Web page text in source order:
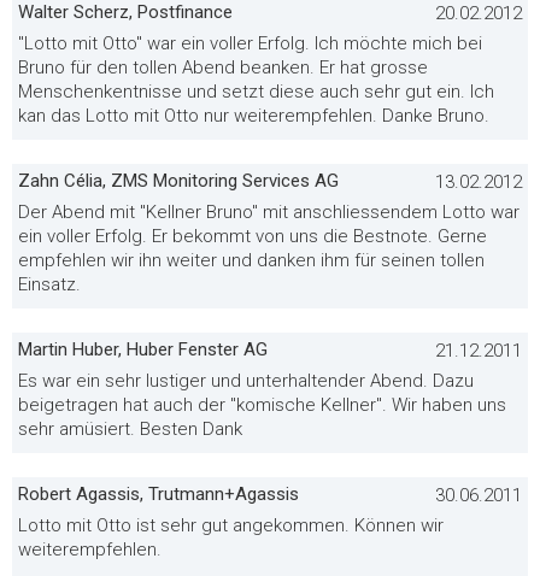
Walter Scherz, Postfinance
20.02.2012
"Lotto mit Otto" war ein voller Erfolg. Ich möchte mich bei
Bruno für den tollen Abend beanken. Er hat grosse
Menschenkentnisse und setzt diese auch sehr gut ein. Ich
kan das Lotto mit Otto nur weiterempfehlen. Danke Bruno.
Zahn Célia, ZMS Monitoring Services AG
13.02.2012
Der Abend mit "Kellner Bruno" mit anschliessendem Lotto war
ein voller Erfolg. Er bekommt von uns die Bestnote. Gerne
empfehlen wir ihn weiter und danken ihm für seinen tollen
Einsatz.
Martin Huber, Huber Fenster AG
21.12.2011
Es war ein sehr lustiger und unterhaltender Abend. Dazu
beigetragen hat auch der "komische Kellner". Wir haben uns
sehr amüsiert. Besten Dank
Robert Agassis, Trutmann+Agassis
30.06.2011
Lotto mit Otto ist sehr gut angekommen. Können wir
weiterempfehlen.